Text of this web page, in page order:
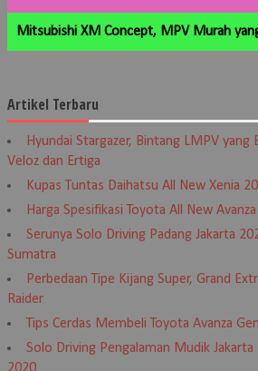
Mitsubishi XM Concept, MPV Murah
Artikel Terbaru
Hyundai Stargazer, Bintang LMPV yang
Veloz dan Ertiga
Kupas Tuntas Daihatsu All New Xenia
Harga Spesifikasi Toyota All New
Serunya Solo Driving Padang Jakarta
Sumatra
Perbedaan Tipe Kijang Super, Grand
Raider
Tips Cerdas Membeli Toyota Avanza
Solo Driving Pengalaman Mudik Jakarta